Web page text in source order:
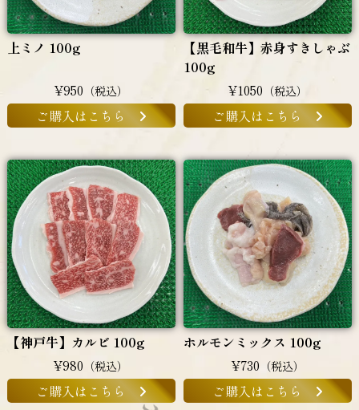
上ミノ 100g
¥950 （税込）
ご購入はこちら
【黒毛和牛】赤身すきしゃぶ
100g
¥1050 （税込）
ご購入はこちら
【神戸牛】カルビ 100g
¥980 （税込）
ご購入はこちら
ホルモンミックス 100g
¥730 （税込）
ご購入はこちら